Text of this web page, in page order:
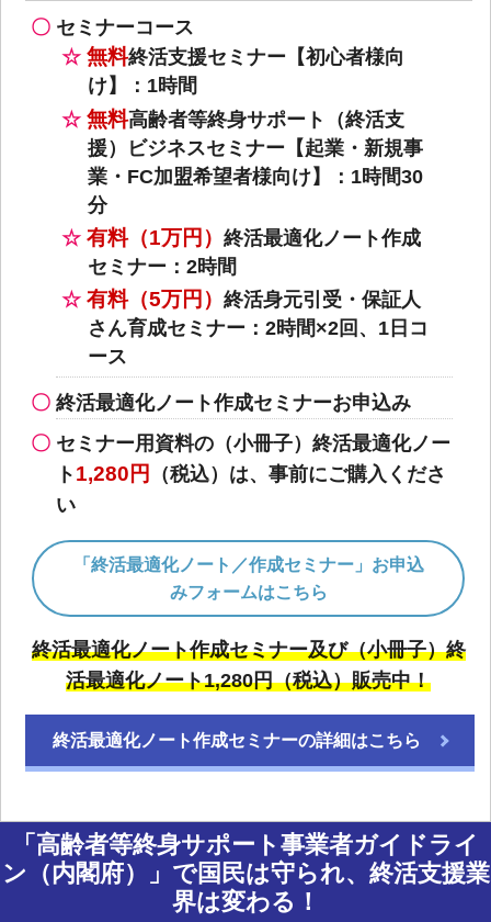
セミナーコース
無料終活支援セミナー【初心者様向
け】：1時間
無料高齢者等終身サポート（終活支
援）ビジネスセミナー【起業・新規事
業・FC加盟希望者様向け】：1時間30
分
有料（1万円）終活最適化ノート作成
セミナー：2時間
有料（5万円）終活身元引受・保証人
さん育成セミナー：2時間×2回、1日コ
ース
終活最適化ノート作成セミナーお申込み
セミナー用資料の（小冊子）終活最適化ノー
ト 1,280円
（税込）は、事前にご購入くださ
い
「終活最適化ノート／作成セミナー」お申込
みフォームはこちら
終活最適化ノート作成セミナー及び（小冊子）終
活最適化ノート1,280円（税込）販売中！
終活最適化ノート作成セミナーの詳細はこちら
「高齢者等終身サポート事業者ガイドライ
ン（内閣府）」で国民は守られ、終活支援業
界は変わる！